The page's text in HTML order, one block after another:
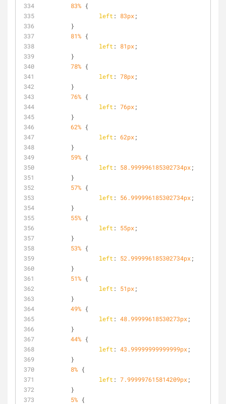
83% {
left : 83px;
	}
81% {
left : 81px;
	}
78% {
left : 78px;
	}
76% {
left : 76px;
	}
62% {
left : 62px;
	}
59% {
left : 58.999996185302734px;
	}
57% {
left : 56.999996185302734px;
	}
55% {
left : 55px;
	}
53% {
left : 52.999996185302734px;
	}
51% {
left : 51px;
	}
49% {
left : 48.99999618530273px;
	}
44% {
left : 43.99999999999999px;
	}
8% {
left : 7.999997615814209px;
	}
5% {